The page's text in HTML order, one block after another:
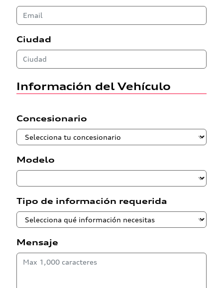
Ciudad
Información del Vehículo
Concesionario
Modelo
Tipo de información requerida
Mensaje